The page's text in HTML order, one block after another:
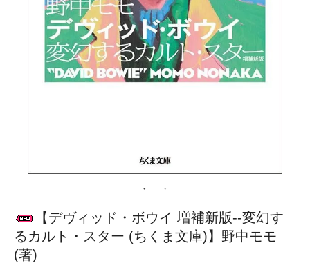
【デヴィッド・ボウイ 増補新版--変幻す
るカルト・スター (ちくま文庫)】野中モモ
(著)